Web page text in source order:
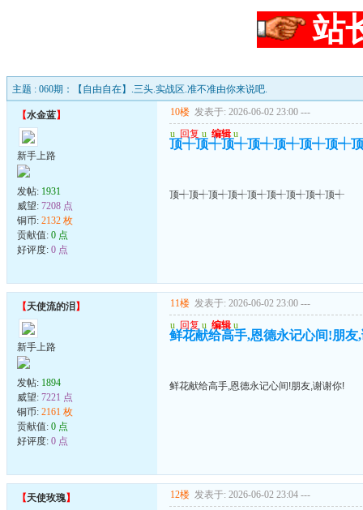
站
主题 : 060期：【自由自在】.三头.实战区.准不准由你来说吧.
【水金蓝】
新手上路
发帖: 1931
威望: 7208 点
铜币: 2132 枚
贡献值: 0 点
好评度: 0 点
10楼 发表于: 2026-06-02 23:00 ---
u 回复 u 编辑 u
顶┽顶┽顶┽顶┽顶┽顶┽顶┽
顶┽顶┽顶┽顶┽顶┽顶┽顶┽顶┽顶┽
【天使流的泪 】
新手上路
发帖: 1894
威望: 7221 点
铜币: 2161 枚
贡献值: 0 点
好评度: 0 点
11楼 发表于: 2026-06-02 23:00 ---
u 回复 u 编辑 u
鲜花献给高手,恩德永记心间!朋友
鲜花献给高手,恩德永记心间!朋友,谢谢你!
【天使玫瑰】 12楼 发表于: 2026-06-02 23:04 ---